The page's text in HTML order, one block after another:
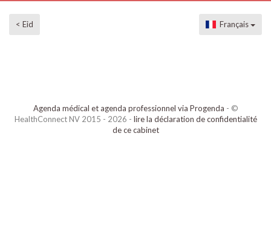
< Eid Français
Agenda médical et agenda professionnel via Progenda - ©
HealthConnect NV 2015 - 2026 - lire la déclaration de confidentialité
de ce cabinet